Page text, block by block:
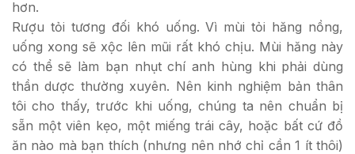
hơn.
Rượu tỏi tương đối khó uống. Vì mùi tỏi hăng nồng,
uống xong sẽ xộc lên mũi rất khó chịu. Mùi hăng này
có thể sẽ làm bạn nhụt chí anh hùng khi phải dùng
thần dược thường xuyên. Nên kinh nghiệm bản thân
tôi cho thấy, trước khi uống, chúng ta nên chuẩn bị
sẵn một viên kẹo, một miếng trái cây, hoặc bất cứ đồ
ăn nào mà bạn thích (nhưng nên nhớ chỉ cần 1 ít thôi)